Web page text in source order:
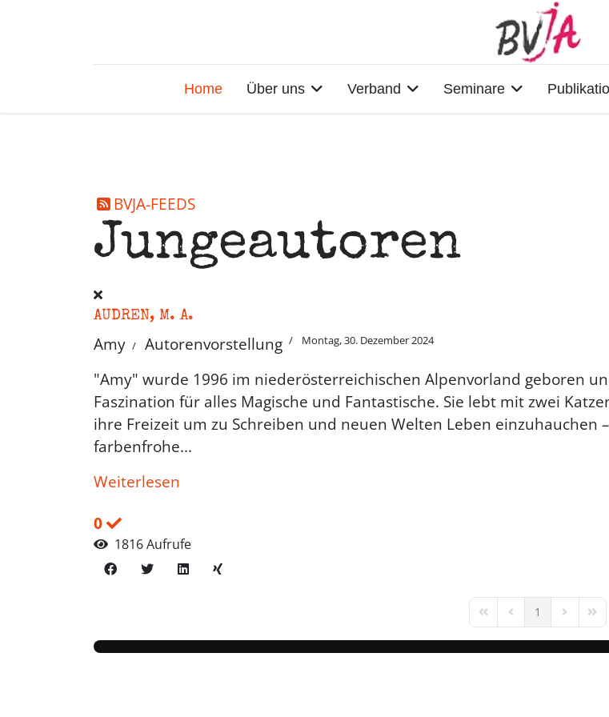
Home Über uns Verband Seminare
BVJA-FEEDS
Jungeautoren
AUDREN, M. A.
Amy Autorenvorstellung Montag, 30. Dezember 2024
"Amy" wurde 1996 im niederösterreichischen Alpenvorland geboren
Faszination für alles Magische und Fantastische. Sie lebt mit zwei
ihre Freizeit um zu Schreiben und neuen Welten Leben einzuhauchen
farbenfrohe...
Weiterlesen
0
1816 Aufrufe
First PagePrevious Page
1 Next Page
Last